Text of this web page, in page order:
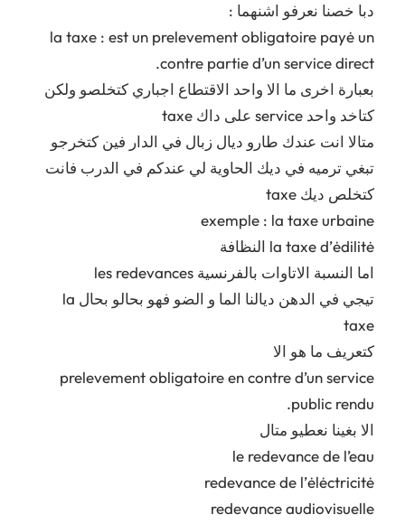
دبا خصنا نعرفو اشنهما :
la taxe : est un prelevement obligatoire payė un
contre partie d’un service direct.
بعبارة اخرى ما الا واحد الاقتطاع اجباري كتخلصو ولكن
كتاخد واحد service على داك taxe
متالا انت عندك طارو ديال زبال في الدار فين كتخرجو
تبغي ترميه في ديك الحاوية لي عندكم في الدرب فانت
كتخلص ديك taxe
exemple : la taxe urbaine
la taxe d’ėdilitė النظافة
اما النسبة الاتاوات بالفرنسية les redevances
تيجي في الدهن ديالنا الما و الضو فهو بحالو بحال la
taxe
كتعريف ما هو الا
prelevement obligatoire en contre d’un service
public rendu.
الا بغينا نعطيو متال
le redevance de l’eau
redevance de l’ėlėctricitė
redevance audiovisuelle